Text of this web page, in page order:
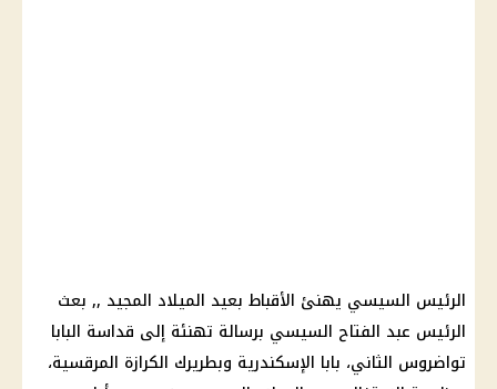
الرئيس السيسي يهنئ الأقباط بعيد الميلاد المجيد ,, بعث
الرئيس عبد الفتاح السيسي برسالة تهنئة إلى قداسة البابا
تواضروس الثاني، بابا الإسكندرية وبطريرك الكرازة المرقسية،